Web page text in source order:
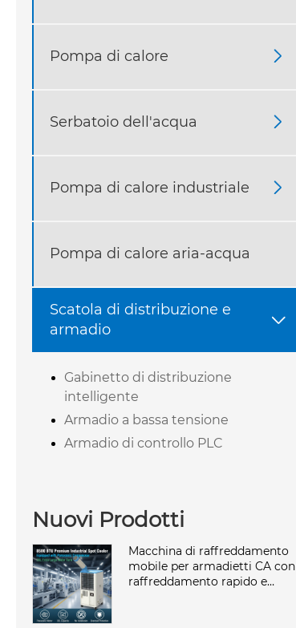
Pompa di calore 
Serbatoio dell'acqua 
Pompa di calore industriale 
Pompa di calore aria-acqua
Scatola di distribuzione e
armadio

Gabinetto di distribuzione
intelligente
Armadio a bassa tensione
Armadio di controllo PLC
Nuovi Prodotti
Macchina di raffreddamento
mobile per armadietti CA con
raffreddamento rapido e